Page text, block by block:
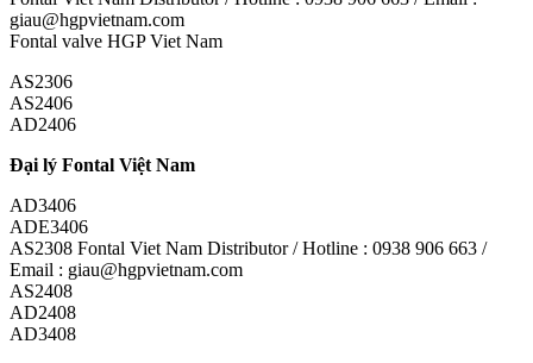
giau@hgpvietnam.com
Fontal valve HGP Viet Nam
AS2306
AS2406
AD2406
Đại lý Fontal Việt Nam
AD3406
ADE3406
AS2308 Fontal Viet Nam Distributor / Hotline : 0938 906 663 /
Email : giau@hgpvietnam.com
AS2408
AD2408
AD3408